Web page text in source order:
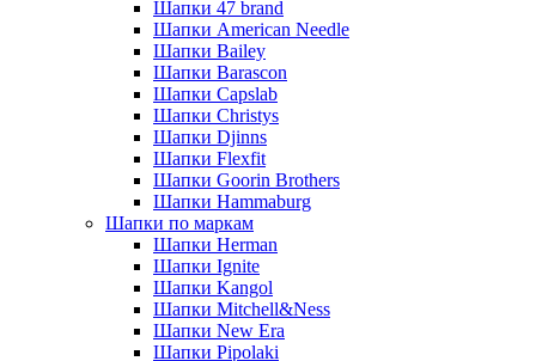
Шапки 47 brand
Шапки American Needle
Шапки Bailey
Шапки Barascon
Шапки Capslab
Шапки Christys
Шапки Djinns
Шапки Flexfit
Шапки Goorin Brothers
Шапки Hammaburg
Шапки по маркам
Шапки Herman
Шапки Ignite
Шапки Kangol
Шапки Mitchell&Ness
Шапки New Era
Шапки Pipolaki